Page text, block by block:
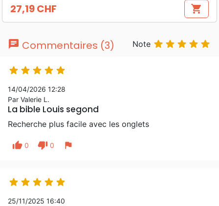
Prix
27,19 CHF shopping_cart
chat Commentaires (3) Note     
    
14/04/2026 12:28
Par Valerie L.
La bible Louis segond
Recherche plus facile avec les onglets
thumb_up 0 thumb_down 0 flag
    
25/11/2025 16:40